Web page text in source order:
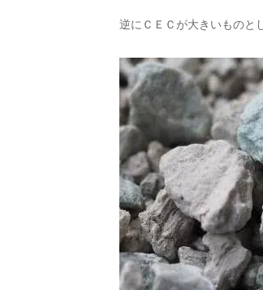
逆にＣＥＣが大きいものと